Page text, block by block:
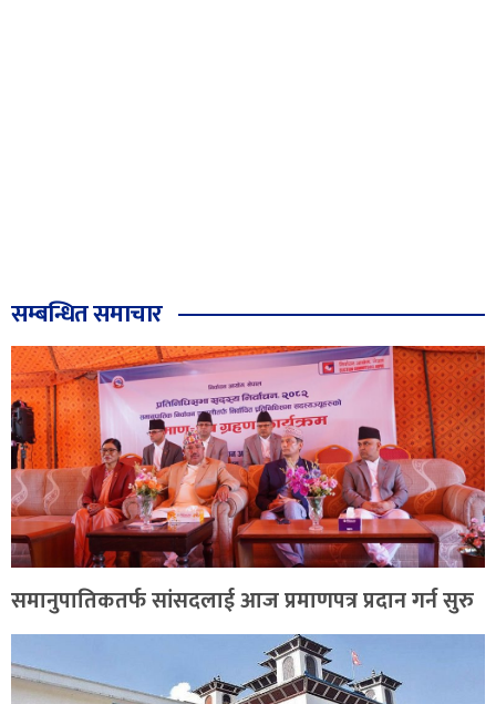
सम्बन्धित समाचार
समानुपातिकतर्फ सांसदलाई आज प्रमाणपत्र प्रदान गर्न सुरु